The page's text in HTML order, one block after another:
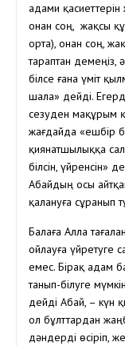
адами
онан соң, жақсы
орта), онан соң,
тараптан демеңіз,
білсе ғана үміт
шала» дейді.
сезуден мақұрым
жағдайда «ешбір
қиянатшылыққа
білсін, үйренсін»
Абайдың осы
қалануға сұранып
Балаға Алла
ойлауға үйретуге
емес. Бірақ адам
танып-білуге
дейді Абай, – күн
ол бұлттардан
дәндерді өсіріп,